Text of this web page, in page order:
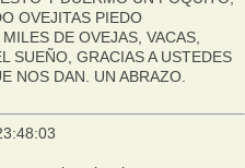
OVEJITAS PIEDO
DE OVEJAS, VACAS,
SUEÑO, GRACIAS A USTEDES
NOS DAN. UN ABRAZO.